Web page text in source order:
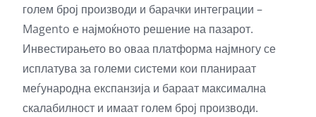
голем број производи и барачки интеграции –
Magento е најмоќното решение на пазарот.
Инвестирањето во оваа платформа најмногу се
исплатува за големи системи кои планираат
меѓународна експанзија и бараат максимална
скалабилност и имаат голем број производи.